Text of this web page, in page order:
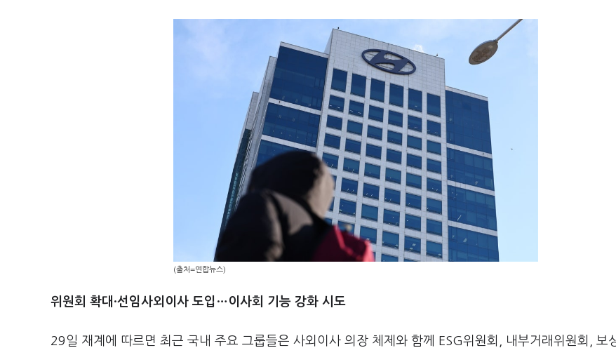
(출처=연합뉴스)
위원회 확대·선임사외이사 도입…이사회 기능 강화 시도
29일 재계에 따르면 최근 국내 주요 그룹들은 사외이사 의장 체제와 함께 ESG위원회, 내부거래위원회, 보